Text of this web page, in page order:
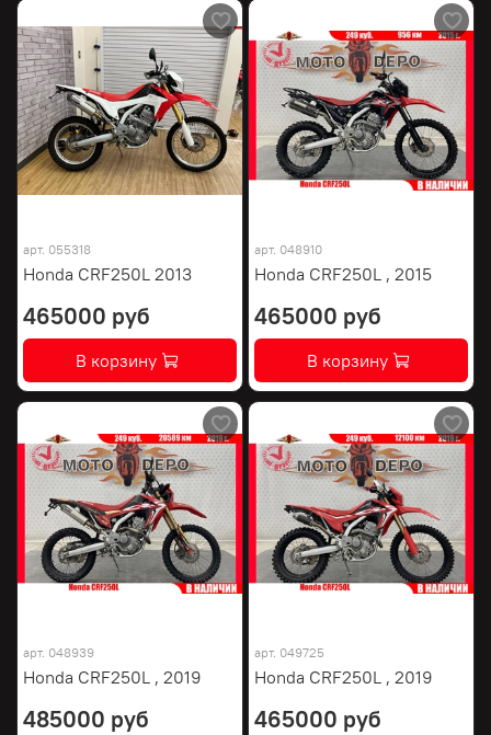
арт. 055318
Honda CRF250L 2013
465000 руб
В корзину
арт. 048910
Honda CRF250L , 2015
465000 руб
В корзину
арт. 048939
Honda CRF250L , 2019
485000 руб
арт. 049725
Honda CRF250L , 2019
465000 руб